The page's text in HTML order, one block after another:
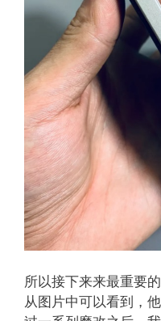
所以接下来来最重要
从图片中可以看到，